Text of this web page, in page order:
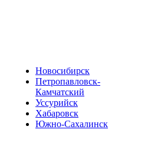
Новосибирск
Петропавловск-
Камчатский
Уссурийск
Хабаровск
Южно-Сахалинск